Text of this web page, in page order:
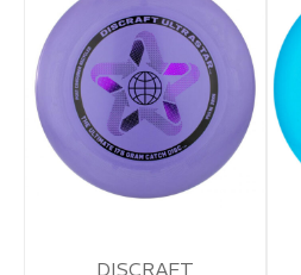
DISCRAFT